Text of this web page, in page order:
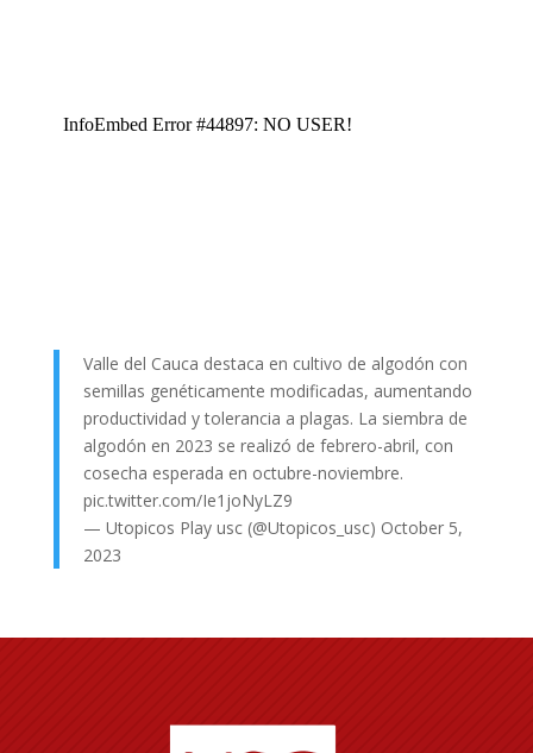
Valle del Cauca destaca en cultivo de algodón con
semillas genéticamente modificadas, aumentando
productividad y tolerancia a plagas. La siembra de
algodón en 2023 se realizó de febrero-abril, con
cosecha esperada en octubre-noviembre.
pic.twitter.com/Ie1joNyLZ9
— Utopicos Play usc (@Utopicos_usc) October 5,
2023